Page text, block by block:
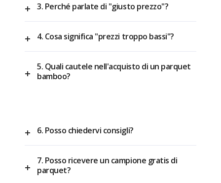
3. Perché parlate di "giusto prezzo"?
4. Cosa significa "prezzi troppo bassi"?
5. Quali cautele nell'acquisto di un parquet
bamboo?
6. Posso chiedervi consigli?
7. Posso ricevere un campione gratis di
parquet?